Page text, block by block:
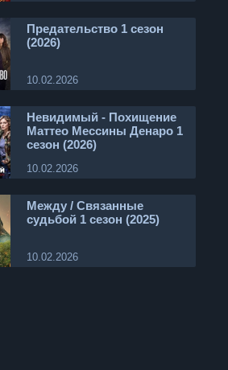
Предательство 1 сезон
(2026)
10.02.2026
Невидимый - Похищение
Маттео Мессины Денаро 1
сезон (2026)
10.02.2026
Между / Связанные
судьбой 1 сезон (2025)
10.02.2026